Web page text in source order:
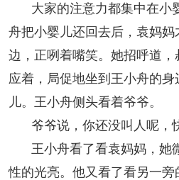
大家的注意力都集中在小
舟把小婴儿还回去后，袁妈
边，正咧着嘴笑。她招呼道
应着，局促地坐到王小舟的
儿。王小舟侧头看着爷爷。
爷爷说，你还没叫人呢，
王小舟看了看袁妈妈，她
性的光亮。他又看了看另一